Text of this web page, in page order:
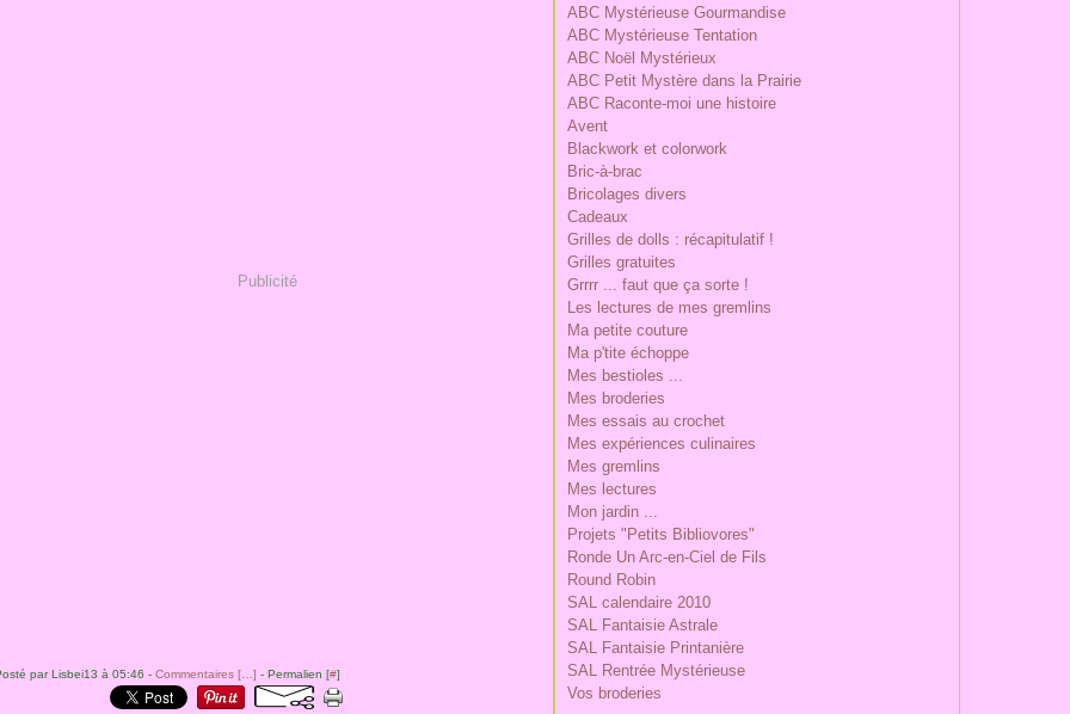
Publicité
par Lisbei13 à 05:46 - Commentaires [ ] - Permalien [#]
ABC Mystérieuse Gourmandise
ABC Mystérieuse Tentation
ABC Noël Mystérieux
ABC Petit Mystère dans la Prairie
ABC Raconte-moi une histoire
Avent
Blackwork et colorwork
Bric-à-brac
Bricolages divers
Cadeaux
Grilles de dolls : récapitulatif !
Grilles gratuites
Grrrr ... faut que ça sorte !
Les lectures de mes gremlins
Ma petite couture
Ma p'tite échoppe
Mes bestioles ...
Mes broderies
Mes essais au crochet
Mes expériences culinaires
Mes gremlins
Mes lectures
Mon jardin ...
Projets "Petits Bibliovores"
Ronde Un Arc-en-Ciel de Fils
Round Robin
SAL calendaire 2010
SAL Fantaisie Astrale
SAL Fantaisie Printanière
SAL Rentrée Mystérieuse
Vos broderies